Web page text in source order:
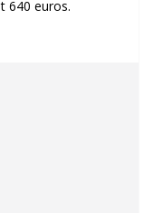
640 euros.